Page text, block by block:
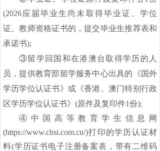
(2026应届毕业生尚未取得毕业证、学位
证、教师资格证书的，提交毕业生推荐表和
承诺书);
③留学回国和在港澳台取得学历的人
员，提供教育部留学服务中心出具的《国外
学历学位认证书》或《香港、澳门特别行政
区学历学位认证书》(原件及复印件1份);
④中国高等教育学生信息网
(https://www.chsi.com.cn/)打印的学历认证材
料(学历证书电子注册备案表，带有二维码